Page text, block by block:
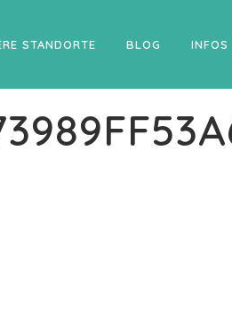
STANDORTE BLOG INFOS